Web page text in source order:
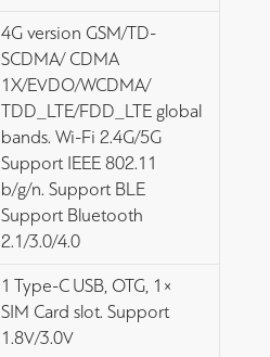
4G version GSM/TD-
SCDMA/ CDMA
1X/EVDO/WCDMA/
TDD_LTE/FDD_LTE global
bands. Wi-Fi 2.4G/5G
Support IEEE 802.11
b/g/n. Support BLE
Support Bluetooth
2.1/3.0/4.0
1 Type-C USB, OTG, 1×
SIM Card slot. Support
1.8V/3.0V